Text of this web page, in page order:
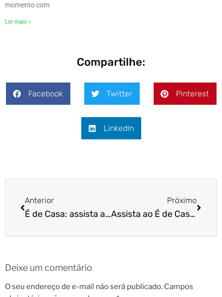
momento com
Ler mais »
Compartilhe:
Facebook Twitter Pinterest
LinkedIn
Anterior
É de Casa: assista agora mesmo!
Próximo
Assista ao É de Casa agora mesmo!
Deixe um comentário
O seu endereço de e-mail não será publicado. Campos